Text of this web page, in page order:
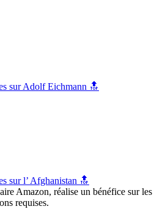
sur Adolf Eichmann 🔝
sur l’ Afghanistan 🔝
Amazon, réalise un bénéfice sur les
requises.